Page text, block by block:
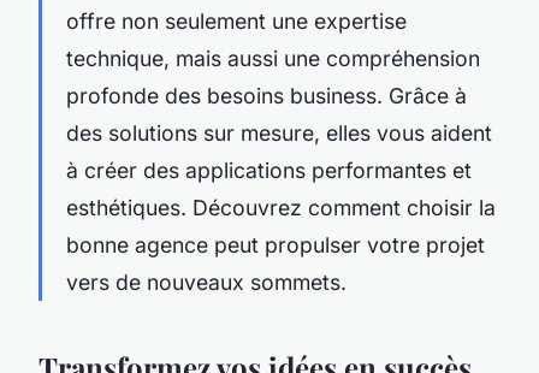
offre non seulement une expertise
technique, mais aussi une compréhension
profonde des besoins business. Grâce à
des solutions sur mesure, elles vous aident
à créer des applications performantes et
esthétiques. Découvrez comment choisir la
bonne agence peut propulser votre projet
vers de nouveaux sommets.